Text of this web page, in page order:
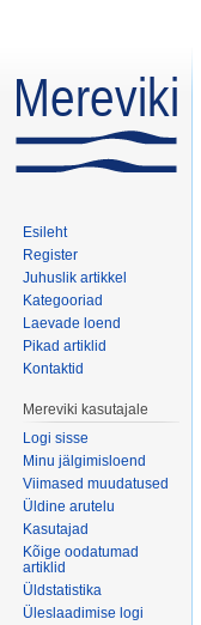
Esileht
Register
Juhuslik artikkel
Kategooriad
Laevade loend
Pikad artiklid
Kontaktid
Mereviki kasutajale
Logi sisse
Minu jälgimisloend
Viimased muudatused
Üldine arutelu
Kasutajad
Kõige oodatumad
artiklid
Üldstatistika
Üleslaadimise logi